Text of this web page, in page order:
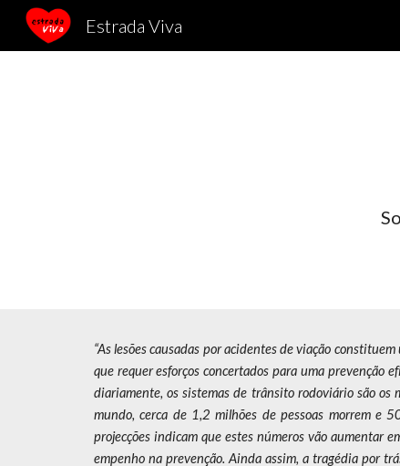
Estrada Viva
“As lesões causadas por acidentes de viação
que requer esforços concertados para uma prevenção
diariamente, os sistemas de trânsito rodoviário são os
mundo, cerca de 1,2 milhões de pessoas morrem e
projecções indicam que estes números vão aumentar
empenho na prevenção. Ainda assim, a tragédia por